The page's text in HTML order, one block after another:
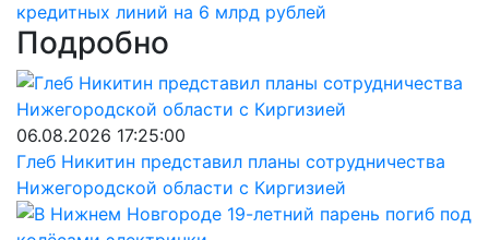
кредитных линий на 6 млрд рублей
Подробно
06.08.2026 17:25:00
Глеб Никитин представил планы сотрудничества
Нижегородской области с Киргизией